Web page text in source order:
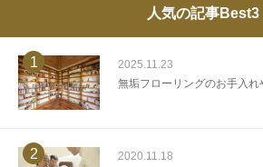
人気の記事Best3
1
2025.11.23
無垢フローリングのお手入れ
2
2020.11.18